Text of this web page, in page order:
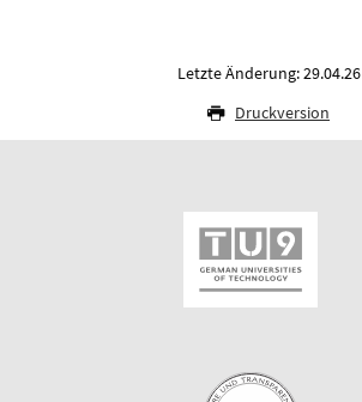
Letzte Änderung: 29.04.26
Druckversion